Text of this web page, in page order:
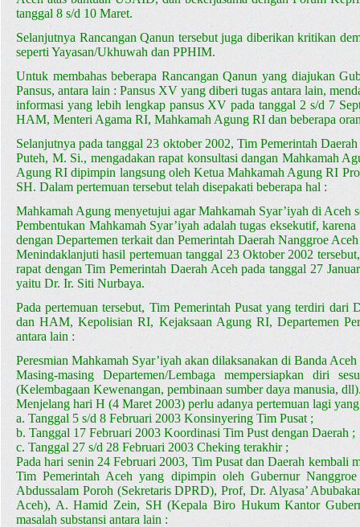
tanggal 8 s/d 10 Maret.
Selanjutnya Rancangan Qanun tersebut juga diberikan kritikan
seperti Yayasan/Ukhuwah dan PPHIM.
Untuk membahas beberapa Rancangan Qanun yang diajukan
Pansus, antara lain : Pansus XV yang diberi tugas antara lain,
informasi yang lebih lengkap pansus XV pada tanggal 2 s/d 7
HAM, Menteri Agama RI, Mahkamah Agung RI dan beberapa
Selanjutnya pada tanggal 23 oktober 2002, Tim Pemerintah
Puteh, M. Si., mengadakan rapat konsultasi dangan Mahkamah
Agung RI dipimpin langsung oleh Ketua Mahkamah Agung RI
SH. Dalam pertemuan tersebut telah disepakati beberapa hal :
Mahkamah Agung menyetujui agar Mahkamah Syar’iyah di Aceh
Pembentukan Mahkamah Syar’iyah adalah tugas eksekutif,
dengan Departemen terkait dan Pemerintah Daerah Nanggroe
Menindaklanjuti hasil pertemuan tanggal 23 Oktober 2002
rapat dengan Tim Pemerintah Daerah Aceh pada tanggal 27
yaitu Dr. Ir. Siti Nurbaya.
Pada pertemuan tersebut, Tim Pemerintah Pusat yang terdiri
dan HAM, Kepolisian RI, Kejaksaan Agung RI, Departemen
antara lain :
Peresmian Mahkamah Syar’iyah akan dilaksanakan di Banda
Masing-masing Departemen/Lembaga mempersiapkan diri
(Kelembagaan Kewenangan, pembinaan sumber daya manusia,
Menjelang hari H (4 Maret 2003) perlu adanya pertemuan lagi
a. Tanggal 5 s/d 8 Februari 2003 Konsinyering Tim Pusat ;
b. Tanggal 17 Februari 2003 Koordinasi Tim Pust dengan Daerah ;
c. Tanggal 27 s/d 28 Februari 2003 Cheking terakhir ;
Pada hari senin 24 Februari 2003, Tim Pusat dan Daerah
Tim Pemerintah Aceh yang dipimpin oleh Gubernur
Abdussalam Poroh (Sekretaris DPRD), Prof, Dr. Alyasa’
Aceh), A. Hamid Zein, SH (Kepala Biro Hukum Kantor
masalah substansi antara lain :